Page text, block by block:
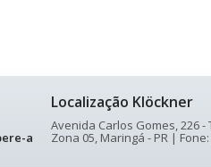
a
Localização Klöckner
Avenida Carlos Gomes, 226 -
Zona 05, Maringá - PR | Fone: